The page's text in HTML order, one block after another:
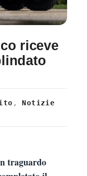
riceve
,Notizie
traguardo